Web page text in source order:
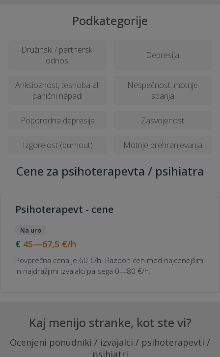
Podkategorije
Družinski / partnerski
odnosi
Depresija
Anksioznost, tesnoba ali
panični napadi
Nespečnost, motnje
spanja
Poporodna depresija Zasvojenost
Izgorelost (burnout) Motnje prehranjevanja
Cene za psihoterapevta / psihiatra
Psihoterapevt - cene
Na uro
45—67,5 €/h
Povprečna cena je 60 €/h. Razpon cen med najcenejšimi
in najdražjimi izvajalci pa sega 0—80 €/h.
Kaj menijo stranke, kot ste vi?
Ocenjeni ponudniki / izvajalci / psihoterapevti /
psihiatri